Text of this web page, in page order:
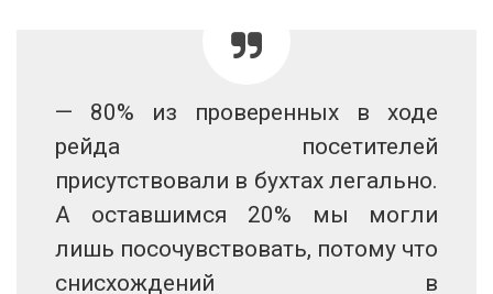
— 80% из проверенных в ходе
рейда посетителей
присутствовали в бухтах легально.
А оставшимся 20% мы могли
лишь посочувствовать, потому что
снисхождений в